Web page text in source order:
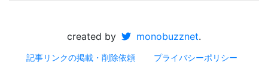
created by monobuzznet.
記事リンクの掲載・削除依頼 プライバシーポリシー